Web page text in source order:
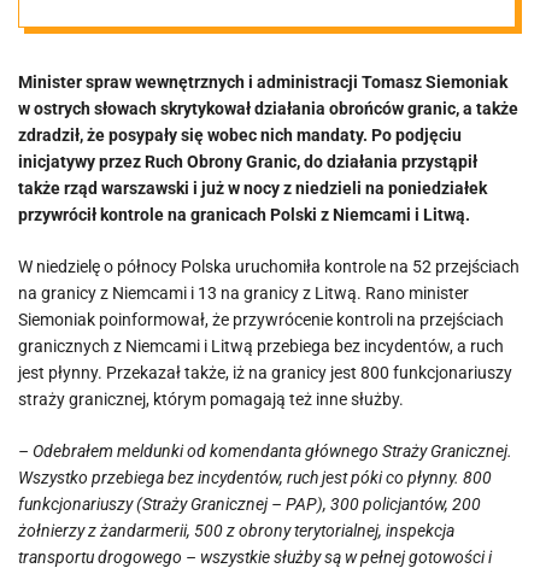
sprawy są w
prokuraturze”
Minister spraw wewnętrznych i administracji Tomasz Siemoniak
w ostrych słowach skrytykował działania obrońców granic, a także
zdradził, że posypały się wobec nich mandaty. Po podjęciu
inicjatywy przez Ruch Obrony Granic, do działania przystąpił
także rząd warszawski i już w nocy z niedzieli na poniedziałek
przywrócił kontrole na granicach Polski z Niemcami i Litwą.
W niedzielę o północy Polska uruchomiła kontrole na 52 przejściach
na granicy z Niemcami i 13 na granicy z Litwą. Rano minister
Siemoniak poinformował, że przywrócenie kontroli na przejściach
granicznych z Niemcami i Litwą przebiega bez incydentów, a ruch
jest płynny. Przekazał także, iż na granicy jest 800 funkcjonariuszy
straży granicznej, którym pomagają też inne służby.
– Odebrałem meldunki od komendanta głównego Straży Granicznej.
Wszystko przebiega bez incydentów, ruch jest póki co płynny. 800
funkcjonariuszy (Straży Granicznej – PAP), 300 policjantów, 200
żołnierzy z żandarmerii, 500 z obrony terytorialnej, inspekcja
transportu drogowego – wszystkie służby są w pełnej gotowości i